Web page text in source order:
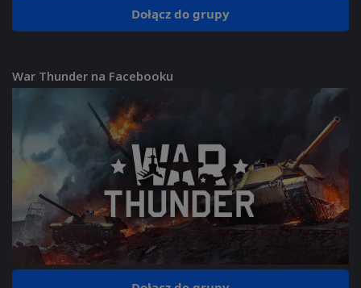
Dołącz do grupy
War Thunder na Facebooku